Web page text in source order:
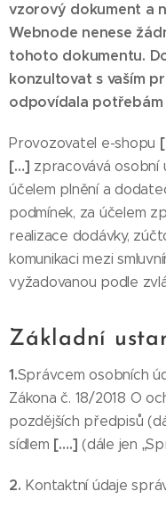
vzorový dokument a
Webnode nenese
tohoto dokumentu.
konzultovat s vaším
odpovídala potřebám
Provozovatel e-shopu
[…] zpracovává osobní
účelem plnění a
podmínek, za účelem
realizace dodávky,
komunikaci mezi
vyžadovanou podle
Základní
1.Správcem osobních
Zákona č. 18/2018 O
pozdějších předpisů
sídlem [….] (dále jen
2. Kontaktní údaje